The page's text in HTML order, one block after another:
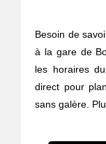
Besoin de
à la gare de
les horaires
direct pour
sans galère.